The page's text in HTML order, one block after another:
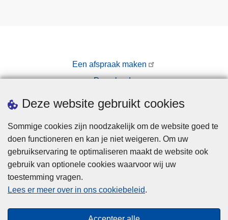
Deze website gebruikt cookies
Sommige cookies zijn noodzakelijk om de website goed te
doen functioneren en kan je niet weigeren. Om uw
gebruikservaring te optimaliseren maakt de website ook
gebruik van optionele cookies waarvoor wij uw
toestemming vragen.
Lees er meer over in ons cookiebeleid.
Een afspraak maken
Downloads
Pers
Privacy